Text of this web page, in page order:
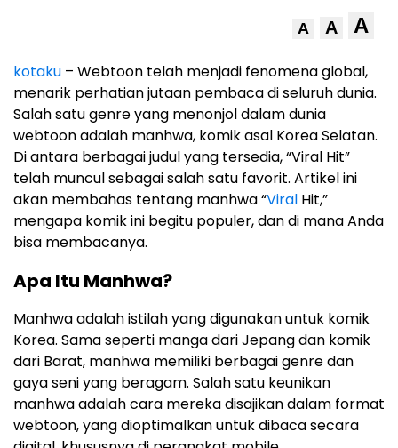
A A A
kotaku – Webtoon telah menjadi fenomena global,
menarik perhatian jutaan pembaca di seluruh dunia.
Salah satu genre yang menonjol dalam dunia
webtoon adalah manhwa, komik asal Korea Selatan.
Di antara berbagai judul yang tersedia, “Viral Hit”
telah muncul sebagai salah satu favorit. Artikel ini
akan membahas tentang manhwa “Viral Hit,”
mengapa komik ini begitu populer, dan di mana Anda
bisa membacanya.
Apa Itu Manhwa?
Manhwa adalah istilah yang digunakan untuk komik
Korea. Sama seperti manga dari Jepang dan komik
dari Barat, manhwa memiliki berbagai genre dan
gaya seni yang beragam. Salah satu keunikan
manhwa adalah cara mereka disajikan dalam format
webtoon, yang dioptimalkan untuk dibaca secara